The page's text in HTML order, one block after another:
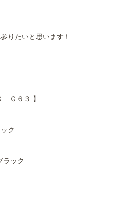
りたいと思います！
Ｇ６３ 】
ク
ラック